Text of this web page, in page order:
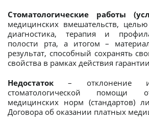
Стоматологические работы
медицинских вмешательств,
диагностика, терапия и
полости рта, а итогом –
результат, способный сохранять
свойства в рамках действия
Недостаток – отклонение
стоматологической помощи
медицинских норм (стандартов)
Договора об оказании платных